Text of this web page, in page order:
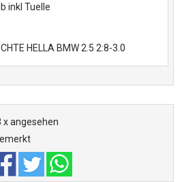
inkl Tuelle
HELLA BMW 2.5 2:8-3.0
angesehen